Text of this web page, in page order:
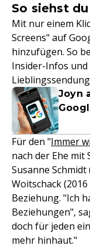
So siehst
Mit nur einem
Screens" auf
hinzufügen. So
Insider-Infos
Joyn
Für den "Immer
nach der Ehe mit
Susanne
Woitschack
Beziehung. "Ich
Beziehungen",
doch für jeden
mehr hinhaut."